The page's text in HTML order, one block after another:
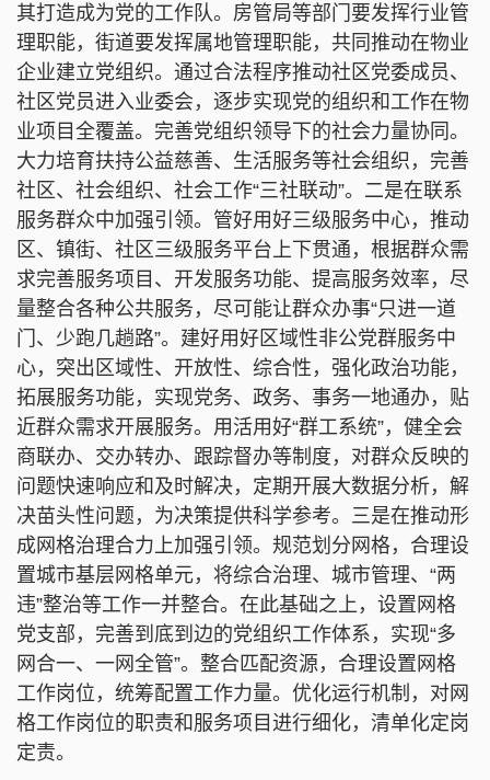
其打造成为党的工作队。房管局等部门要发挥行业管
理职能，街道要发挥属地管理职能，共同推动在物业
企业建立党组织。通过合法程序推动社区党委成员、
社区党员进入业委会，逐步实现党的组织和工作在物
业项目全覆盖。完善党组织领导下的社会力量协同。
大力培育扶持公益慈善、生活服务等社会组织，完善
社区、社会组织、社会工作“三社联动”。二是在联系
服务群众中加强引领。管好用好三级服务中心，推动
区、镇街、社区三级服务平台上下贯通，根据群众需
求完善服务项目、开发服务功能、提高服务效率，尽
量整合各种公共服务，尽可能让群众办事“只进一道
门、少跑几趟路”。建好用好区域性非公党群服务中
心，突出区域性、开放性、综合性，强化政治功能，
拓展服务功能，实现党务、政务、事务一地通办，贴
近群众需求开展服务。用活用好“群工系统”，健全会
商联办、交办转办、跟踪督办等制度，对群众反映的
问题快速响应和及时解决，定期开展大数据分析，解
决苗头性问题，为决策提供科学参考。三是在推动形
成网格治理合力上加强引领。规范划分网格，合理设
置城市基层网格单元，将综合治理、城市管理、“两
违”整治等工作一并整合。在此基础之上，设置网格
党支部，完善到底到边的党组织工作体系，实现“多
网合一、一网全管”。整合匹配资源，合理设置网格
工作岗位，统筹配置工作力量。优化运行机制，对网
格工作岗位的职责和服务项目进行细化，清单化定岗
定责。